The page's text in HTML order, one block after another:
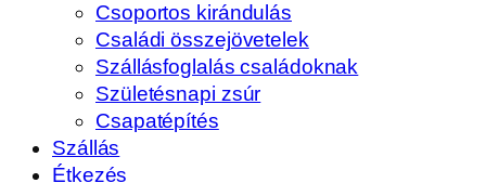
Csoportos kirándulás
Családi összejövetelek
Szállásfoglalás családoknak
Születésnapi zsúr
Csapatépítés
Szállás
Étkezés